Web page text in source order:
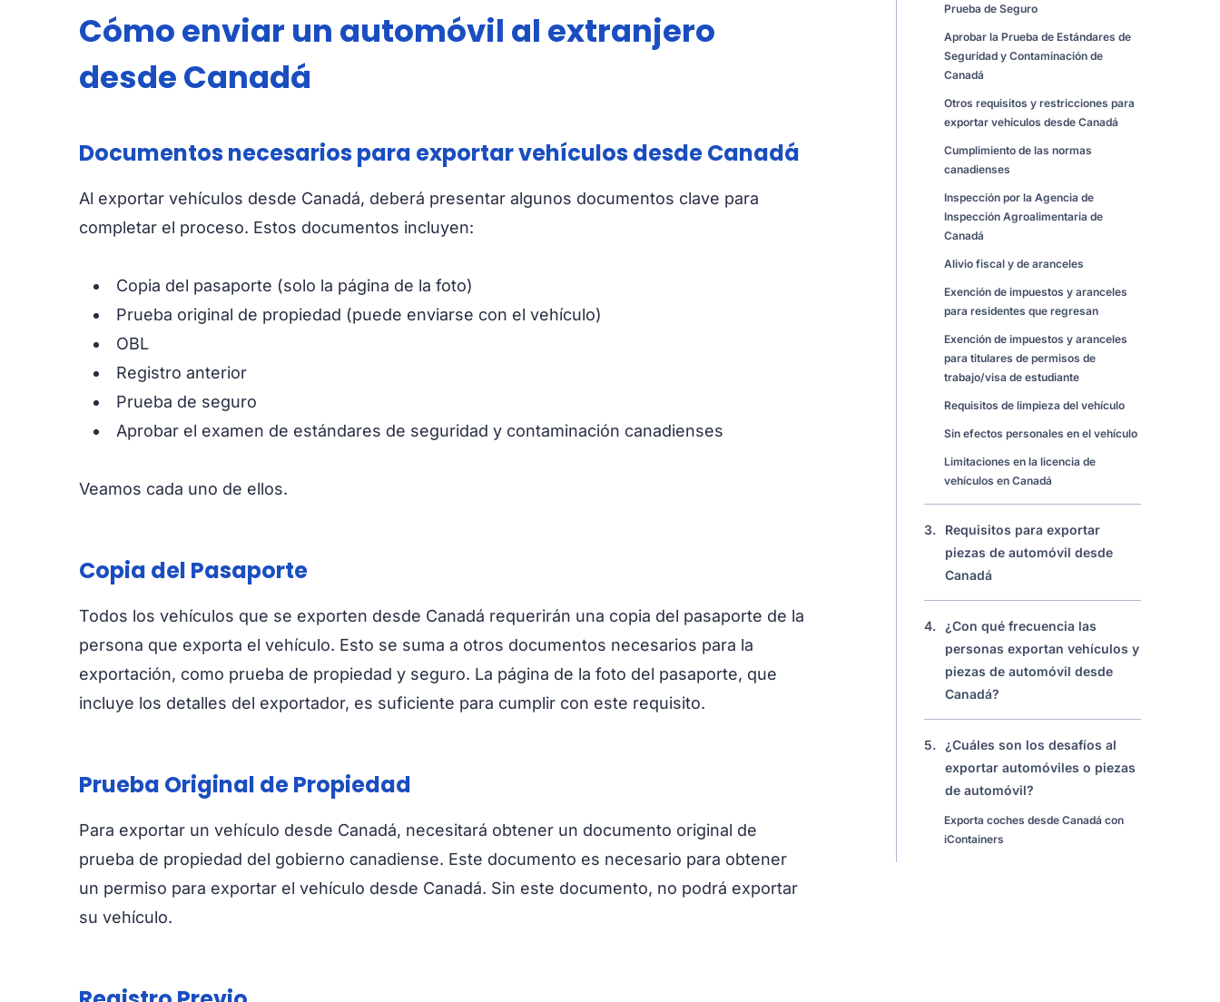
Cómo enviar un automóvil al extranjero
desde Canadá
Documentos necesarios para exportar vehículos desde Canadá
Al exportar vehículos desde Canadá, deberá presentar algunos documentos clave para
completar el proceso. Estos documentos incluyen:
Copia del pasaporte (solo la página de la foto)
Prueba original de propiedad (puede enviarse con el vehículo)
OBL
Registro anterior
Prueba de seguro
Aprobar el examen de estándares de seguridad y contaminación canadienses
Veamos cada uno de ellos.
Copia del Pasaporte
Todos los vehículos que se exporten desde Canadá requerirán una copia del pasaporte de la
persona que exporta el vehículo. Esto se suma a otros documentos necesarios para la
exportación, como prueba de propiedad y seguro. La página de la foto del pasaporte, que
incluye los detalles del exportador, es suficiente para cumplir con este requisito.
Prueba Original de Propiedad
Para exportar un vehículo desde Canadá, necesitará obtener un documento original de
prueba de propiedad del gobierno canadiense. Este documento es necesario para obtener
un permiso para exportar el vehículo desde Canadá. Sin este documento, no podrá exportar
su vehículo.
Prueba de Seguro
Aprobar la Prueba de Estándares de
Seguridad y Contaminación de
Canadá
Otros requisitos y restricciones para
exportar vehículos desde Canadá
Cumplimiento de las normas
canadienses
Inspección por la Agencia de
Inspección Agroalimentaria de
Canadá
Alivio fiscal y de aranceles
Exención de impuestos y aranceles
para residentes que regresan
Exención de impuestos y aranceles
para titulares de permisos de
trabajo/visa de estudiante
Requisitos de limpieza del vehículo
Sin efectos personales en el vehículo
Limitaciones en la licencia de
vehículos en Canadá
3.
Requisitos para exportar
piezas de automóvil desde
Canadá
4.
¿Con qué frecuencia las
personas exportan vehículos y
piezas de automóvil desde
Canadá?
5.
¿Cuáles son los desafíos al
exportar automóviles o piezas
de automóvil?
Exporta coches desde Canadá con
iContainers